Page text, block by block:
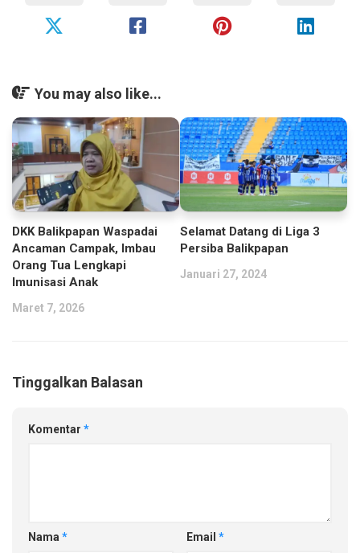
You may also like...
DKK Balikpapan Waspadai
Ancaman Campak, Imbau
Orang Tua Lengkapi
Imunisasi Anak
Maret 7, 2026
Selamat Datang di Liga 3
Persiba Balikpapan
Januari 27, 2024
Tinggalkan Balasan
Komentar *
Nama * Email *